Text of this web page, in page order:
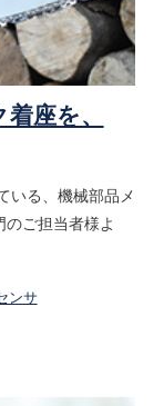
座を、
いる、機械部品メ
ご担当者様よ
ンサ